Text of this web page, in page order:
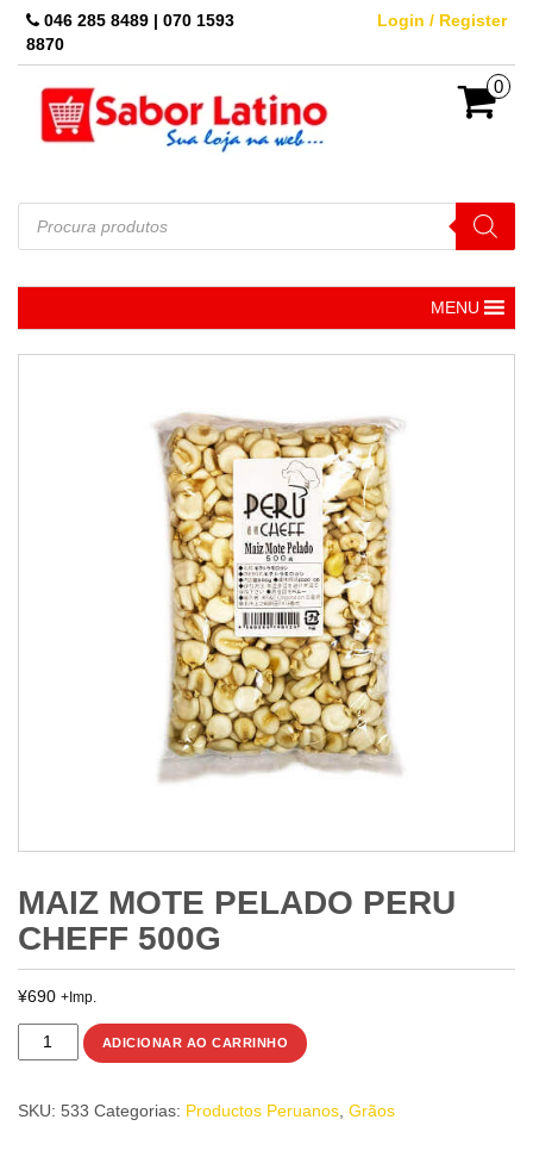
Skip
046 285 8489 | 070 1593
8870
Login / Register
0
Pesquisar
produtos
MENU
MAIZ MOTE PELADO PERU
CHEFF 500G
¥690 +Imp.
MAIZ
MOTE
ADICIONAR AO CARRINHO
SKU: 533 Categorias: Productos Peruanos Grãos